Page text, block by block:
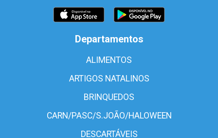
Departamentos
ALIMENTOS
ARTIGOS NATALINOS
BRINQUEDOS
CARN/PASC/S.JOÃO/HALOWEEN
DESCARTÁVEIS